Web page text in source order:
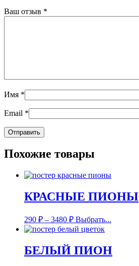
Ваш отзыв *
Имя *
Email *
Похожие товары
КРАСНЫЕ ПИОНЫ
290 ₽ – 3480 ₽ Выбрать...
БЕЛЫЙ ПИОН